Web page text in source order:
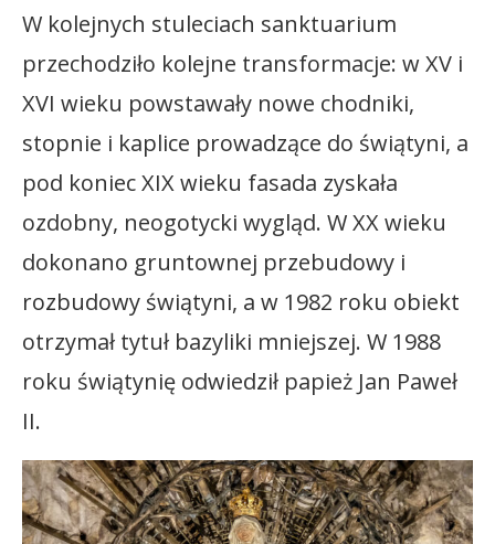
W kolejnych stuleciach sanktuarium
przechodziło kolejne transformacje: w XV i
XVI wieku powstawały nowe chodniki,
stopnie i kaplice prowadzące do świątyni, a
pod koniec XIX wieku fasada zyskała
ozdobny, neogotycki wygląd. W XX wieku
dokonano gruntownej przebudowy i
rozbudowy świątyni, a w 1982 roku obiekt
otrzymał tytuł bazyliki mniejszej. W 1988
roku świątynię odwiedził papież Jan Paweł
II.